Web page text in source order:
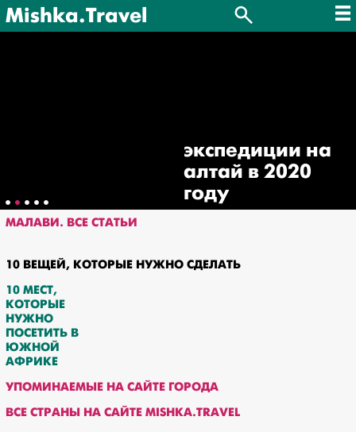
Mishka.Travel
экспедиции на
алтай в 2020
году
МАЛАВИ. ВСЕ СТАТЬИ
10 ВЕЩЕЙ, КОТОРЫЕ НУЖНО СДЕЛАТЬ
10 МЕСТ,
КОТОРЫЕ
НУЖНО
ПОСЕТИТЬ В
ЮЖНОЙ
АФРИКЕ
УПОМИНАЕМЫЕ НА САЙТЕ ГОРОДА
ВСЕ СТРАНЫ НА САЙТЕ MISHKA.TRAVEL